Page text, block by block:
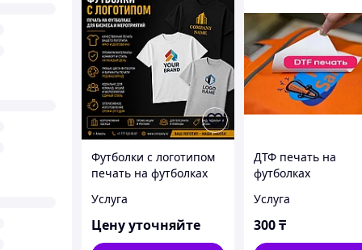
Футболки с логотипом
печать на футболках
Услуга
Цену уточняйте
ДТФ печать на
футболках
Услуга
300₸